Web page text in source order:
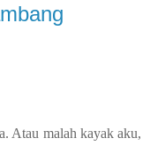
Atau malah kayak aku,